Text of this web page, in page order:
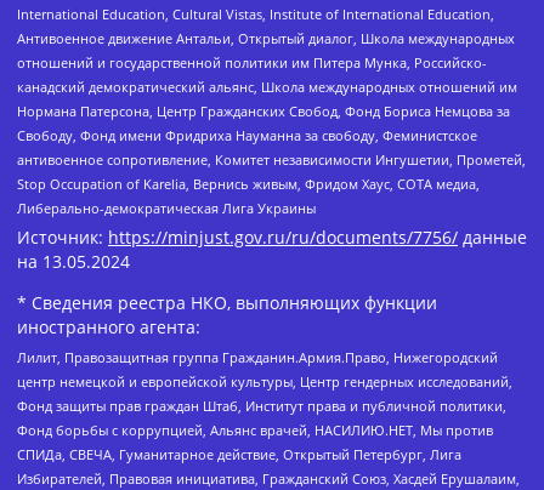
International Education, Cultural Vistas, Institute of International Education,
Антивоенное движение Антальи, Открытый диалог, Школа международных
отношений и государственной политики им Питера Мунка, Российско-
канадский демократический альянс, Школа международных отношений им
Нормана Патерсона, Центр Гражданских Свобод, Фонд Бориса Немцова за
Свободу, Фонд имени Фридриха Науманна за свободу, Феминистское
антивоенное сопротивление, Комитет независимости Ингушетии, Прометей,
Stop Occupation of Karelia, Вернись живым, Фридом Хаус, СОТА медиа,
Либерально-демократическая Лига Украины
Источник: https://minjust.gov.ru/ru/documents/7756/ данные
на 13.05.2024
* Сведения реестра НКО, выполняющих функции
иностранного агента:
Лилит, Правозащитная группа Гражданин.Армия.Право, Нижегородский
центр немецкой и европейской культуры, Центр гендерных исследований,
Фонд защиты прав граждан Штаб, Институт права и публичной политики,
Фонд борьбы с коррупцией, Альянс врачей, НАСИЛИЮ.НЕТ, Мы против
СПИДа, СВЕЧА, Гуманитарное действие, Открытый Петербург, Лига
Избирателей, Правовая инициатива, Гражданский Союз, Хасдей Ерушалаим,